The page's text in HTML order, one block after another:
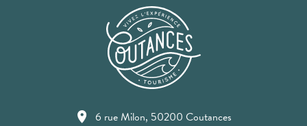
6 rue Milon, 50200 Coutances